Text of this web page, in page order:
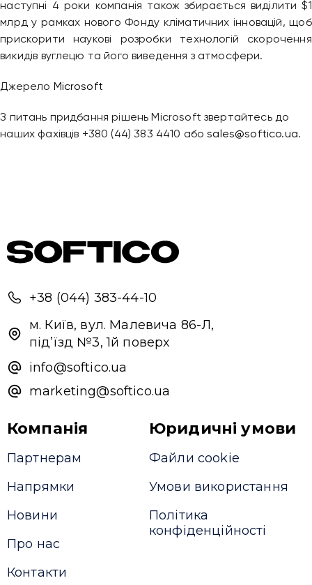
наступні 4 роки компанія також збирається виділити $1
млрд у рамках нового Фонду кліматичних інновацій, щоб
прискорити наукові розробки технологій скорочення
викидів вуглецю та його виведення з атмосфери.
Джерело Microsoft
З питань придбання рішень Microsoft звертайтесь до
наших фахівців +380 (44) 383 4410 абоsales@softico.ua.
+38 (044) 383-44-10
м. Київ, вул. Малевича 86-Л,
під’їзд №3, 1й поверх
info@softico.ua
marketing@softico.ua
Компанія
Партнерам
Напрямки
Новини
Про нас
Контакти
Юридичні умови
Файли cookie
Умови використання
Політика
конфіденційності